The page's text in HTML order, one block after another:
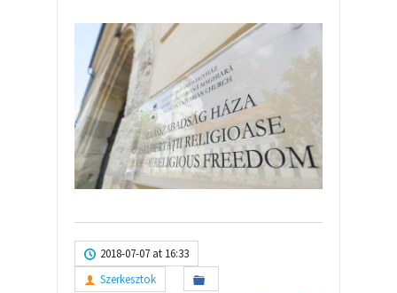
2018-07-07 at 16:33
Szerkesztok